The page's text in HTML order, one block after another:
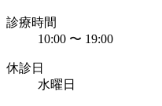
診療時間
10:00 〜 19:00
休診日
水曜日